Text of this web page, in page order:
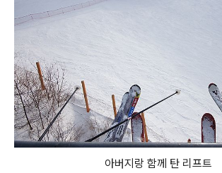
아버지랑 함께 탄 리프트